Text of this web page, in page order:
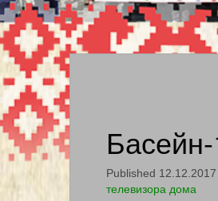
Published 12.12.2017
телевизора дома